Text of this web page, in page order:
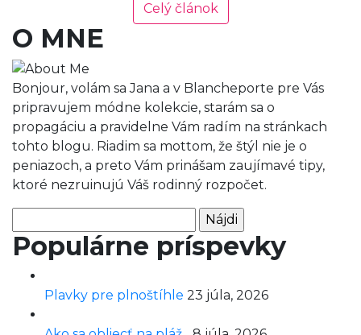
Celý článok
O MNE
Bonjour, volám sa Jana a v Blancheporte pre Vás
pripravujem módne kolekcie, starám sa o
propagáciu a pravidelne Vám radím na stránkach
tohto blogu. Riadim sa mottom, že štýl nie je o
peniazoch, a preto Vám prinášam zaujímavé tipy,
ktoré nezruinujú Váš rodinný rozpočet.
Populárne príspevky
Plavky pre plnoštíhle 23 júla, 2026